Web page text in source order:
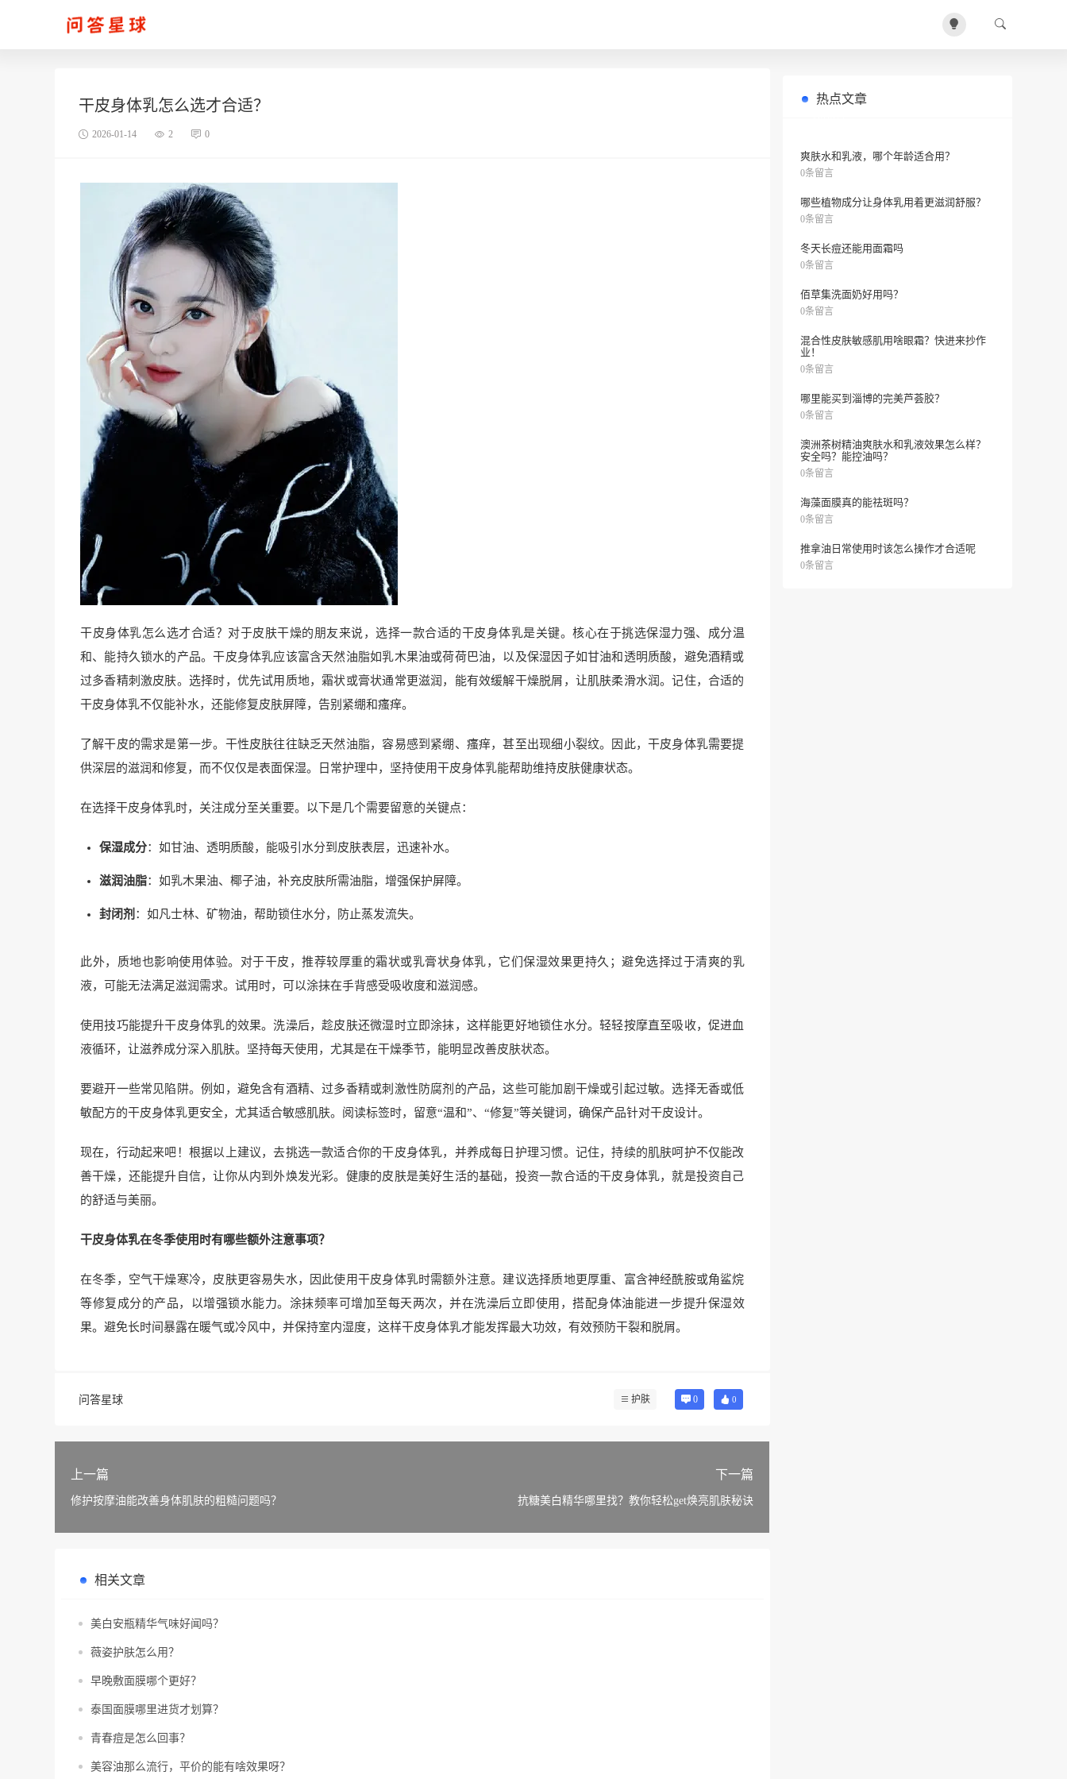
干皮身体乳怎么选才合适？
2026-01-14 2 0
干皮身体乳怎么选才合适？对于皮肤干燥的朋友来说，选择一款合适的干皮身体乳是关键。核心在于挑选保湿力强、成分温
和、能持久锁水的产品。干皮身体乳应该富含天然油脂如乳木果油或荷荷巴油，以及保湿因子如甘油和透明质酸，避免酒精或
过多香精刺激皮肤。选择时，优先试用质地，霜状或膏状通常更滋润，能有效缓解干燥脱屑，让肌肤柔滑水润。记住，合适的
干皮身体乳不仅能补水，还能修复皮肤屏障，告别紧绷和瘙痒。
了解干皮的需求是第一步。干性皮肤往往缺乏天然油脂，容易感到紧绷、瘙痒，甚至出现细小裂纹。因此，干皮身体乳需要提
供深层的滋润和修复，而不仅仅是表面保湿。日常护理中，坚持使用干皮身体乳能帮助维持皮肤健康状态。
在选择干皮身体乳时，关注成分至关重要。以下是几个需要留意的关键点：
保湿成分：如甘油、透明质酸，能吸引水分到皮肤表层，迅速补水。
滋润油脂：如乳木果油、椰子油，补充皮肤所需油脂，增强保护屏障。
封闭剂 ：如凡士林、矿物油，帮助锁住水分，防止蒸发流失。
此外，质地也影响使用体验。对于干皮，推荐较厚重的霜状或乳膏状身体乳，它们保湿效果更持久；避免选择过于清爽的乳
液，可能无法满足滋润需求。试用时，可以涂抹在手背感受吸收度和滋润感。
使用技巧能提升干皮身体乳的效果。洗澡后，趁皮肤还微湿时立即涂抹，这样能更好地锁住水分。轻轻按摩直至吸收，促进血
液循环，让滋养成分深入肌肤。坚持每天使用，尤其是在干燥季节，能明显改善皮肤状态。
要避开一些常见陷阱。例如，避免含有酒精、过多香精或刺激性防腐剂的产品，这些可能加剧干燥或引起过敏。选择无香或低
敏配方的干皮身体乳更安全，尤其适合敏感肌肤。阅读标签时，留意“温和”、“修复”等关键词，确保产品针对干皮设计。
现在，行动起来吧！根据以上建议，去挑选一款适合你的干皮身体乳，并养成每日护理习惯。记住，持续的肌肤呵护不仅能改
善干燥，还能提升自信，让你从内到外焕发光彩。健康的皮肤是美好生活的基础，投资一款合适的干皮身体乳，就是投资自己
的舒适与美丽。
干皮身体乳在冬季使用时有哪些额外注意事项？
在冬季，空气干燥寒冷，皮肤更容易失水，因此使用干皮身体乳时需额外注意。建议选择质地更厚重、富含神经酰胺或角鲨烷
等修复成分的产品，以增强锁水能力。涂抹频率可增加至每天两次，并在洗澡后立即使用，搭配身体油能进一步提升保湿效
果。避免长时间暴露在暖气或冷风中，并保持室内湿度，这样干皮身体乳才能发挥最大功效，有效预防干裂和脱屑。
问答星球 护肤 0 0
上一篇
修护按摩油能改善身体肌肤的粗糙问题吗？
下一篇
抗糖美白精华哪里找？教你轻松get焕亮肌肤秘诀
相关文章
美白安瓶精华气味好闻吗？
薇姿护肤怎么用？
早晚敷面膜哪个更好？
泰国面膜哪里进货才划算？
青春痘是怎么回事？
美容油那么流行，平价的能有啥效果呀？
热点文章
爽肤水和乳液，哪个年龄适合用？
0条留言
哪些植物成分让身体乳用着更滋润舒服？
0条留言
冬天长痘还能用面霜吗
0条留言
佰草集洗面奶好用吗？
0条留言
混合性皮肤敏感肌用啥眼霜？快进来抄作
业！
0条留言
哪里能买到淄博的完美芦荟胶？
0条留言
澳洲茶树精油爽肤水和乳液效果怎么样？
安全吗？能控油吗？
0条留言
海藻面膜真的能祛斑吗？
0条留言
推拿油日常使用时该怎么操作才合适呢
0条留言